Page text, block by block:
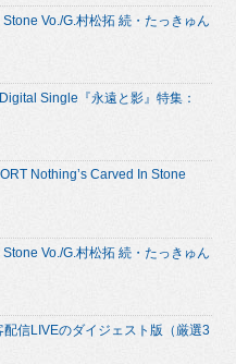
Vo./G.村松拓 続・たっきゅん
Single『永遠と影』特集：
Nothing’s Carved In Stone
Vo./G.村松拓 続・たっきゅん
信LIVEのダイジェスト版（厳選3